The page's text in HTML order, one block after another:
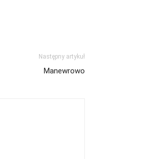
Następny artykuł
Manewrowo